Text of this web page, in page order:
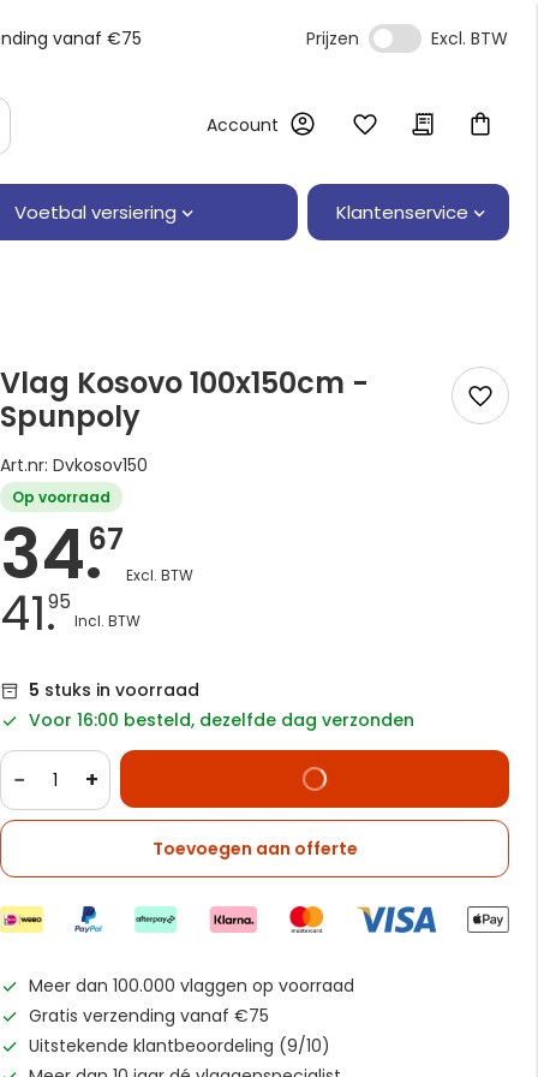
vanaf €75 Prijzen
Account
Voetbal versiering Klantenservice
Vlag Kosovo 100x150cm -
Spunpoly
Art.nr: Dvkosov150
Op voorraad
34.67
41.95
5 stuks in voorraad
Voor 16:00 besteld, dezelfde dag verzonden
− +
Toevoegen aan offerte
Meer dan 100.000 vlaggen op voorraad
Gratis verzending vanaf €75
Uitstekende klantbeoordeling (9/10)